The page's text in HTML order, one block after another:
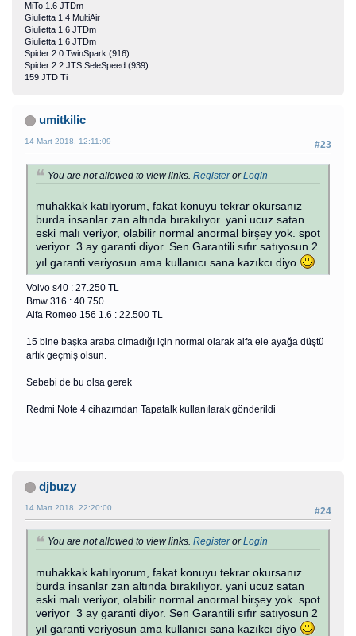
MiTo 1.6 JTDm
Giulietta 1.4 MultiAir
Giulietta 1.6 JTDm
Giulietta 1.6 JTDm
Spider 2.0 TwinSpark (916)
Spider 2.2 JTS SeleSpeed (939)
159 JTD Ti
umitkilic
#23
14 Mart 2018, 12:11:09
You are not allowed to view links. RegisterorLogin
muhakkak katılıyorum, fakat konuyu tekrar okursanız
burda insanlar zan altında bırakılıyor. yani ucuz satan
eski malı veriyor, olabilir normal anormal birşey yok. spot
veriyor 3 ay garanti diyor. Sen Garantili sıfır satıyosun 2
yıl garanti veriyosun ama kullanıcı sana kazıkcı diyo
Volvo s40 : 27.250 TL
Bmw 316 : 40.750
Alfa Romeo 156 1.6 : 22.500 TL
15 bine başka araba olmadığı için normal olarak alfa ele ayağa düştü
artık geçmiş olsun.
Sebebi de bu olsa gerek
Redmi Note 4 cihazımdan Tapatalk kullanılarak gönderildi
djbuzy
#24
14 Mart 2018, 22:20:00
You are not allowed to view links. RegisterorLogin
muhakkak katılıyorum, fakat konuyu tekrar okursanız
burda insanlar zan altında bırakılıyor. yani ucuz satan
eski malı veriyor, olabilir normal anormal birşey yok. spot
veriyor 3 ay garanti diyor. Sen Garantili sıfır satıyosun 2
yıl garanti veriyosun ama kullanıcı sana kazıkcı diyo